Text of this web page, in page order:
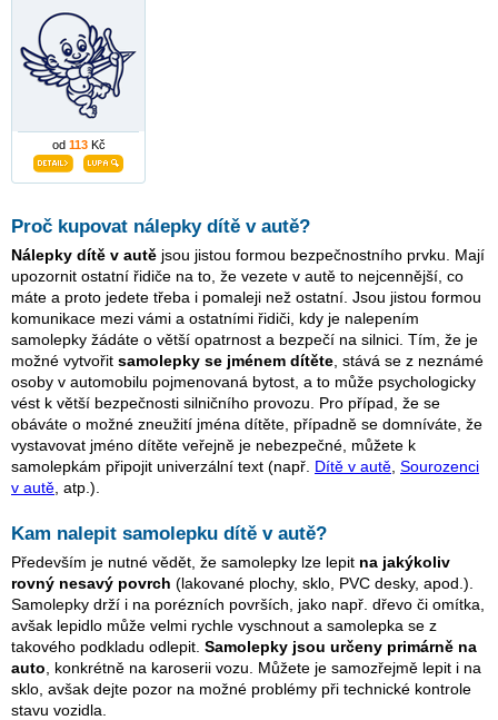
od 113Kč
Proč kupovat nálepky dítě v autě?
Nálepky dítě v autě jsou jistou formou bezpečnostního prvku. Mají
upozornit ostatní řidiče na to, že vezete v autě to nejcennější, co
máte a proto jedete třeba i pomaleji než ostatní. Jsou jistou formou
komunikace mezi vámi a ostatními řidiči, kdy je nalepením
samolepky žádáte o větší opatrnost a bezpečí na silnici. Tím, že je
možné vytvořit samolepky se jménem dítěte , stává se z neznámé
osoby v automobilu pojmenovaná bytost, a to může psychologicky
vést k větší bezpečnosti silničního provozu. Pro případ, že se
obáváte o možné zneužití jména dítěte, případně se domníváte, že
vystavovat jméno dítěte veřejně je nebezpečné, můžete k
samolepkám připojit univerzální text (např. Dítě v autě Sourozenci
v autě , atp.).
Kam nalepit samolepku dítě v autě?
Především je nutné vědět, že samolepky lze lepit na jakýkoliv
rovný nesavý povrch (lakované plochy, sklo, PVC desky, apod.).
Samolepky drží i na porézních površích, jako např. dřevo či omítka,
avšak lepidlo může velmi rychle vyschnout a samolepka se z
takového podkladu odlepit. Samolepky jsou určeny primárně na
auto , konkrétně na karoserii vozu. Můžete je samozřejmě lepit i na
sklo, avšak dejte pozor na možné problémy při technické kontrole
stavu vozidla.